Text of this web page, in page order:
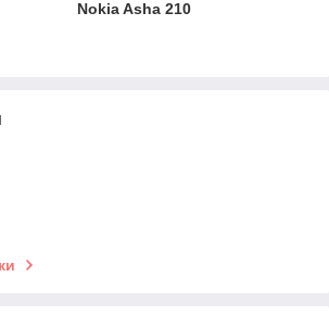
Nokia Asha 210